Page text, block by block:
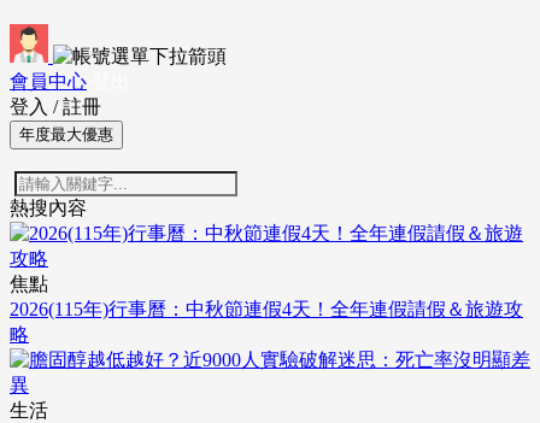
會員中心
登入 / 註冊
年度最大優惠
熱搜內容
焦點
2026(115年)行事曆：中秋節連假4天！全年連假請假＆旅遊攻
略
生活